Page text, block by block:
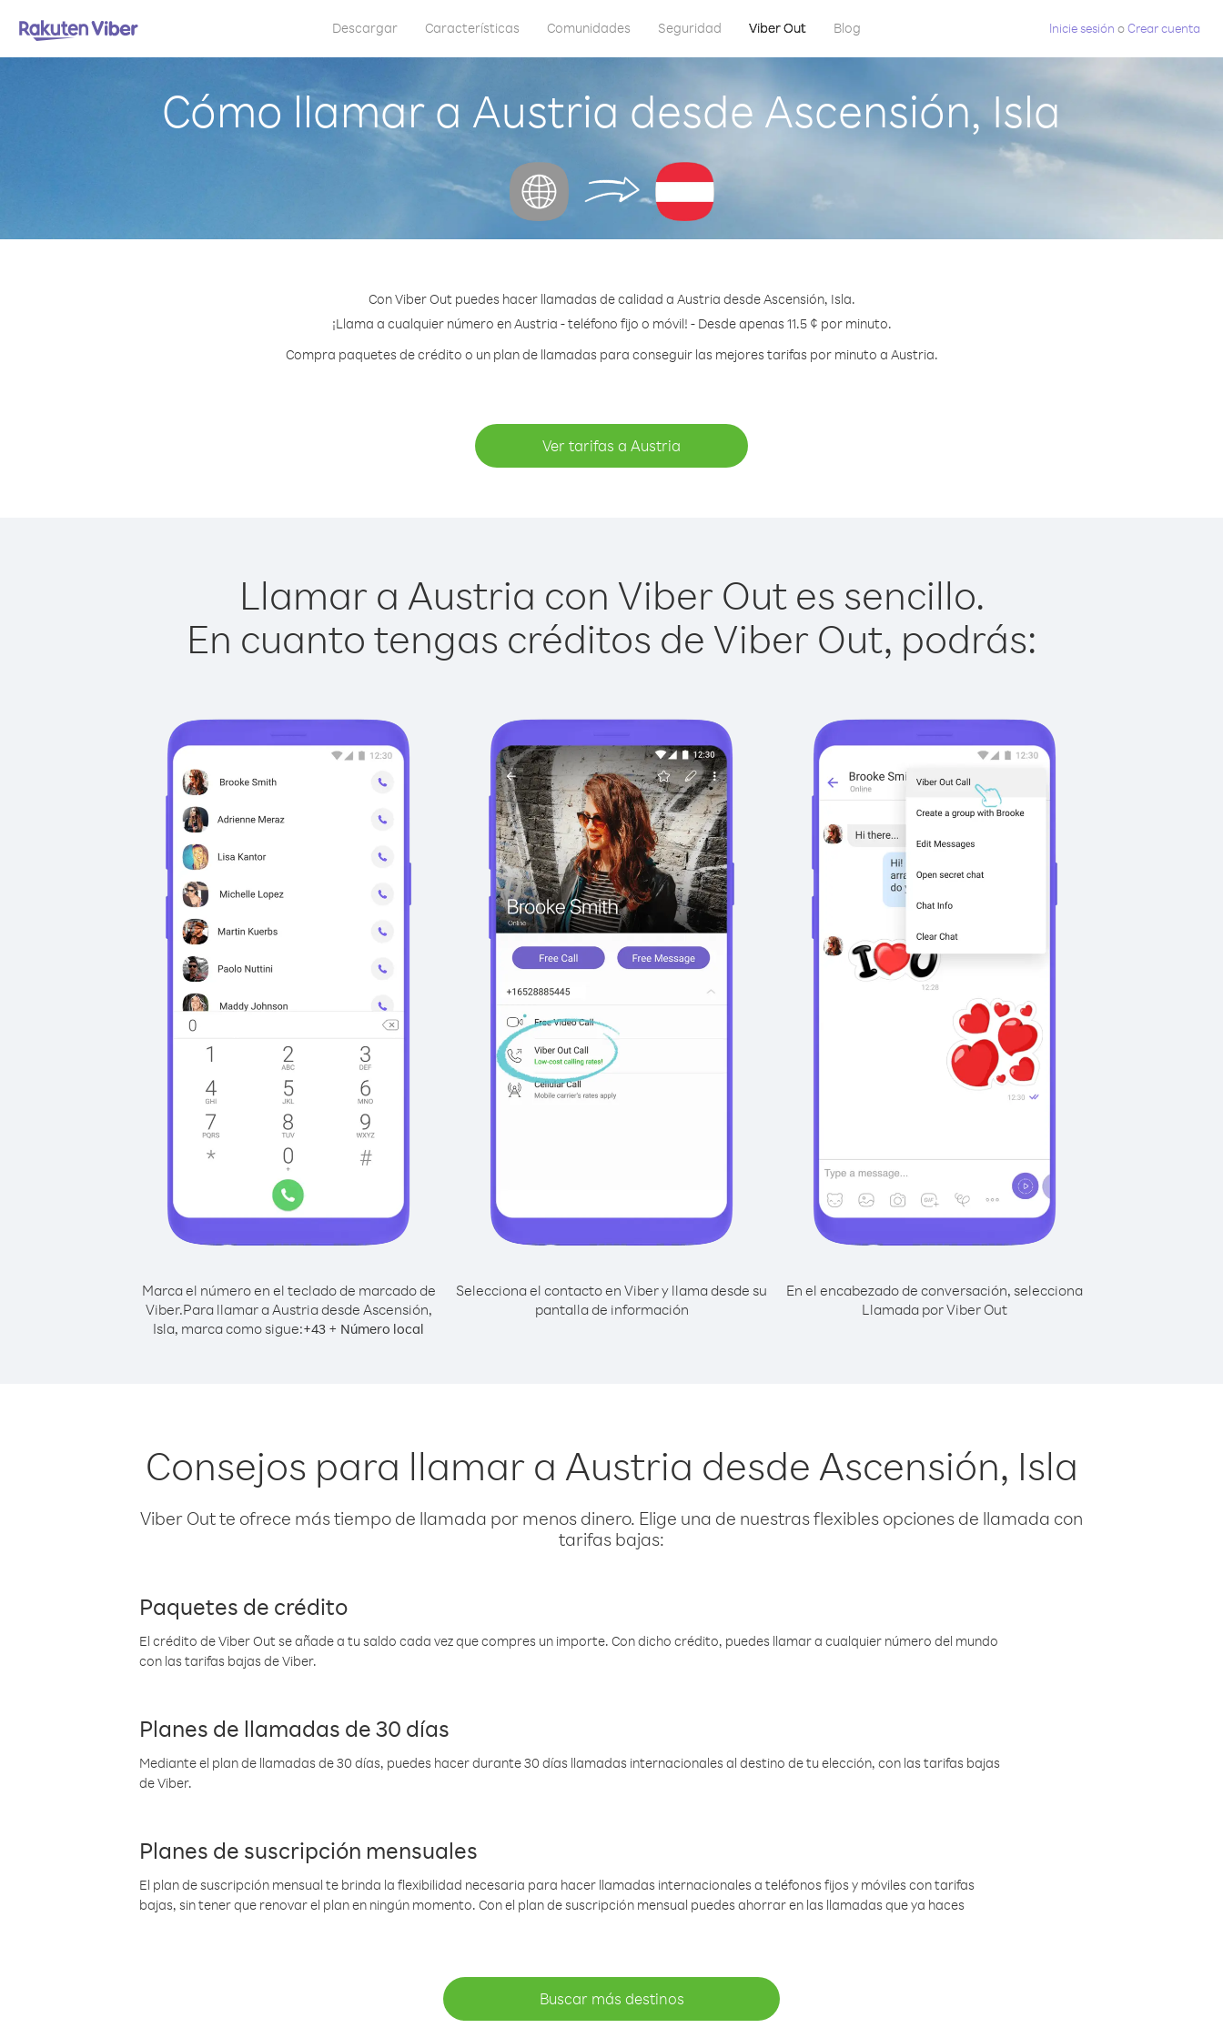
Descargar Características Comunidades Seguridad Viber Out Blog Inicie sesión oCrear cuenta
Cómo llamar a Austria desde Ascensión, Isla
Con Viber Out puedes hacer llamadas de calidad a Austria desde Ascensión, Isla.
¡Llama a cualquier número en Austria - teléfono fijo o móvil! - Desde apenas 11.5 ¢ por minuto.
Compra paquetes de crédito o un plan de llamadas para conseguir las mejores tarifas por minuto a Austria.
Ver tarifas a Austria
Llamar a Austria con Viber Out es sencillo.
En cuanto tengas créditos de Viber Out, podrás:
Marca el número en el teclado de marcado de
Viber.Para llamar a Austria desde Ascensión,
Isla, marca como sigue:+43 + Número local
Selecciona el contacto en Viber y llama desde su
pantalla de información
En el encabezado de conversación, selecciona
Llamada por Viber Out
Consejos para llamar a Austria desde Ascensión, Isla
Viber Out te ofrece más tiempo de llamada por menos dinero. Elige una de nuestras flexibles opciones de llamada con
tarifas bajas:
Paquetes de crédito
El crédito de Viber Out se añade a tu saldo cada vez que compres un importe. Con dicho crédito, puedes llamar a cualquier número del mundo
con las tarifas bajas de Viber.
Planes de llamadas de 30 días
Mediante el plan de llamadas de 30 días, puedes hacer durante 30 días llamadas internacionales al destino de tu elección, con las tarifas bajas
de Viber.
Planes de suscripción mensuales
El plan de suscripción mensual te brinda la flexibilidad necesaria para hacer llamadas internacionales a teléfonos fijos y móviles con tarifas
bajas, sin tener que renovar el plan en ningún momento. Con el plan de suscripción mensual puedes ahorrar en las llamadas que ya haces
Buscar más destinos